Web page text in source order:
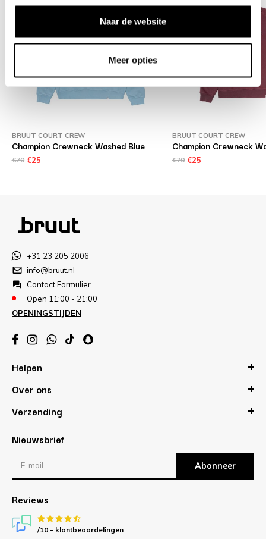
Naar de website
Meer opties
BRUUT COURT CREW
Champion Crewneck Washed Blue
€70 €25
BRUUT COURT CREW
Champion Crewneck
€70 €25
+31 23 205 2006
info@bruut.nl
Contact Formulier
Open 11:00 - 21:00
OPENINGSTIJDEN
Helpen
Over ons
Verzending
Nieuwsbrief
Abonneer
Reviews
/10 - klantbeoordelingen